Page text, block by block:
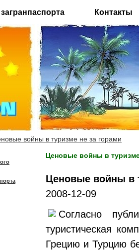
Контакты
войны в туризме не за горами
Ценовые войны в
Ценовые войны в
2008-12-09
Согласно
туристическая
Грецию и Турцию